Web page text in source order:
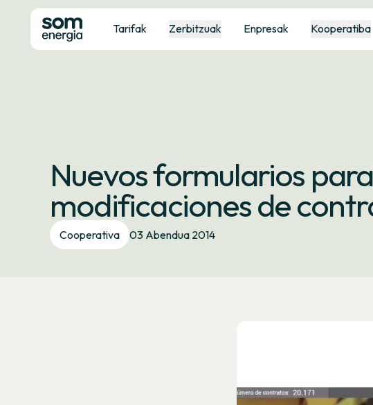
Tarifak Zerbitzuak Enpresak Kooperatiba
Nuevos formularios
modificaciones de
Cooperativa 03 Abendua 2014